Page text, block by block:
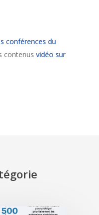
conférences du
contenus vidéo sur